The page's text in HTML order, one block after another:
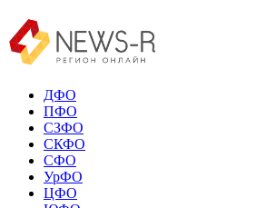
ДФО
ПФО
СЗФО
СКФО
СФО
УрФО
ЦФО